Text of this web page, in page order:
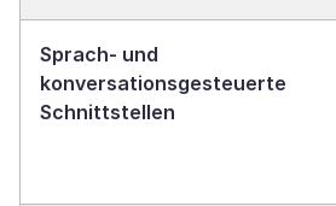
Sprach- und
konversationsgesteuerte
Schnittstellen